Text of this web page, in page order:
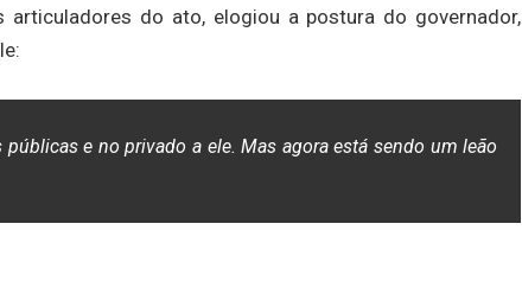
do ato, elogiou a postura do governador,
e no privado a ele. Mas agora está sendo um leão